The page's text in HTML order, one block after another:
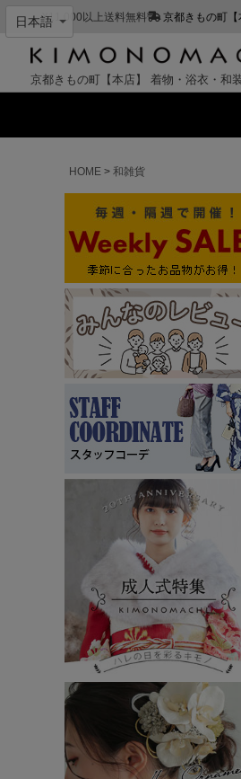
¥11,000以上送料無料 京都きもの町【
京都きもの町【本店】 着物・浴衣・和
HOME
和雑貨